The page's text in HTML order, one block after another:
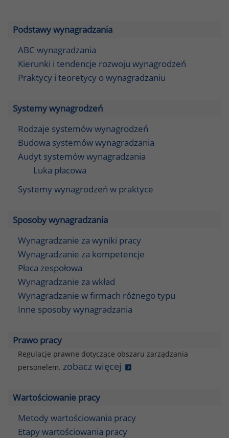
Podstawy wynagradzania
ABC wynagradzania
Kierunki i tendencje rozwoju wynagrodzeń
Praktycy i teoretycy o wynagradzaniu
Systemy wynagrodzeń
Rodzaje systemów wynagrodzeń
Budowa systemów wynagradzania
Audyt systemów wynagradzania
Luka płacowa
Systemy wynagrodzeń w praktyce
Sposoby wynagradzania
Wynagradzanie za wyniki pracy
Wynagradzanie za kompetencje
Płaca zespołowa
Wynagradzanie za wkład
Wynagradzanie w firmach różnego typu
Inne sposoby wynagradzania
Prawo pracy
Regulacje prawne dotyczące obszaru zarządzania
personelem. zobacz więcej
Wartościowanie pracy
Metody wartościowania pracy
Etapy wartościowania pracy